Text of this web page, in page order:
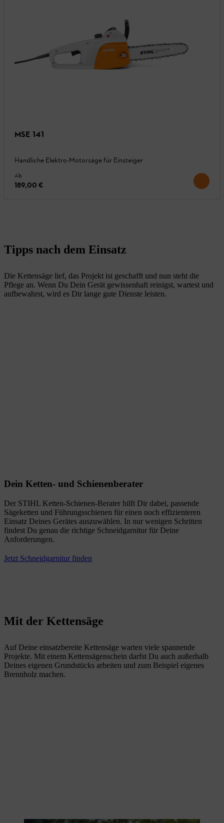
MSE 141
Handliche Elektro-Motorsäge für Einsteiger
Ab
189,00 €
Tipps nach dem Einsatz
Die Kettensäge lief, das Projekt ist geschafft und nun steht die
Pflege an. Wenn Du Dein Gerät gewissenhaft reinigst, wartest und
aufbewahrst, wird es Dir lange gute Dienste leisten.
Dein Ketten- und Schienenberater
Der STIHL Ketten-Schienen-Berater hilft Dir dabei, passende
Sägeketten und Führungsschienen für einen noch effizienteren
Einsatz Deines Gerätes auszuwählen. In nur wenigen Schritten
findest Du genau die richtige Schneidgarnitur für Deine
Anforderungen.
Jetzt Schneidgarnitur finden
Mit der Kettensäge
Auf Deine einsatzbereite Kettensäge warten viele spannende
Projekte. Mit einem Kettensägenschein darfst Du auch außerhalb
Deines eigenen Grundstücks arbeiten und zum Beispiel eigenes
Brennholz machen.